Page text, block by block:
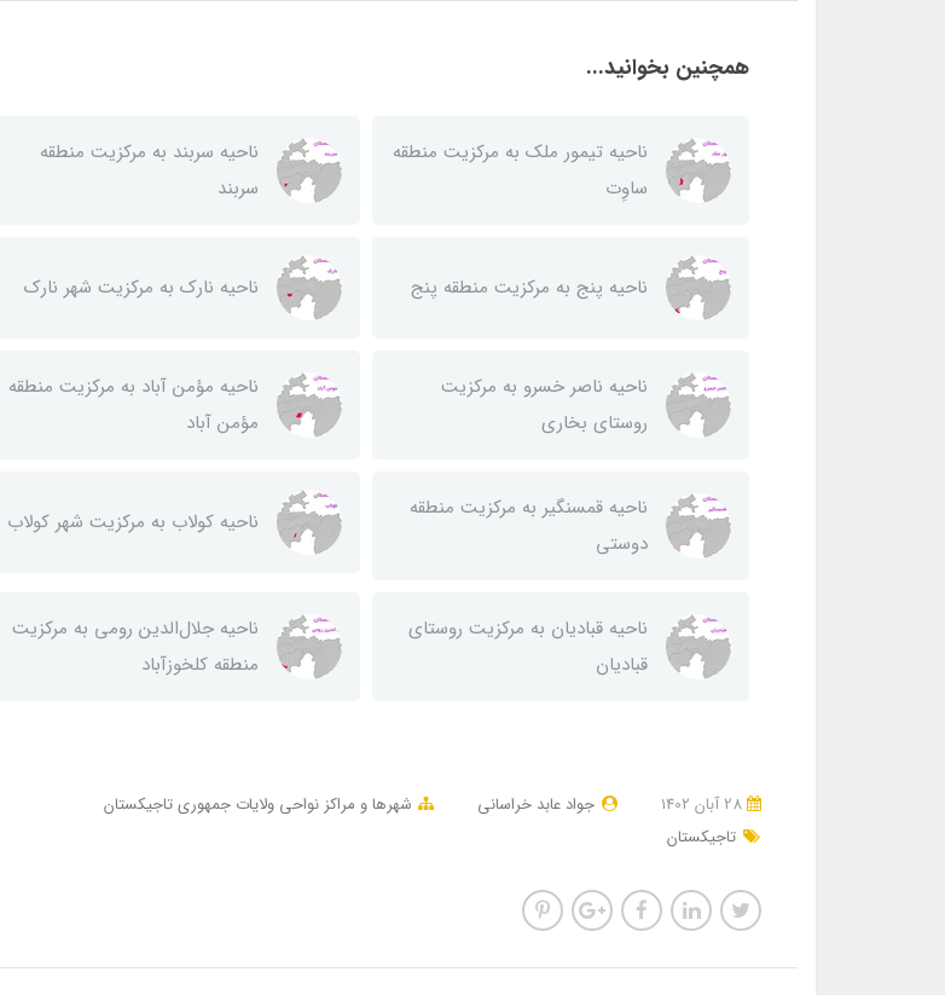
همچنین بخوانید...
ناحيه تيمور ملك به مركزيت منطقه
ساوِت
ناحيه سربند به مركزيت منطقه
سربند
ناحيه پنج به مركزيت منطقه پنج ناحيه نارك به مركزيت شهر نارك
ناحيه ناصر خسرو به مركزيت
روستای بخاری
ناحيه مؤمن آباد به مركزيت منطقه
مؤمن آباد
ناحيه قمسنگير به مركزيت منطقه
دوستی
ناحيه كولاب به مركزيت شهر كولاب
ناحيه قباديان به مركزيت روستای
قباديان
ناحيه جلال‌الدين رومی به مركزيت
منطقه كلخوزآباد
جواد عابد خراسانی
شهرها و مراکز نواحی ولایات جمهوری تاجیکستان
تاجیکستان